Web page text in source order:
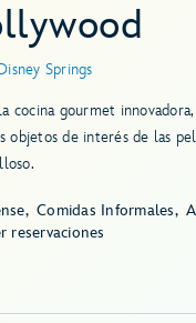
Springs
cocina gourmet
objetos de interés de las
Comidas Informales
reservaciones